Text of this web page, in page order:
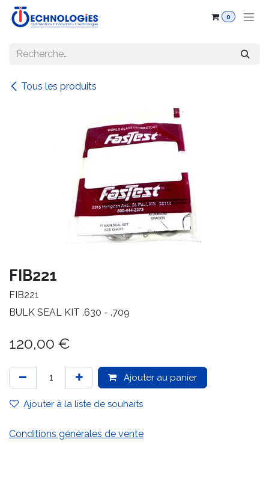
Se rendre au contenu
0
Tous les produits
FIB221
FIB221
BULK SEAL KIT .630 - .709
120,00 €
Ajouter au panier
Ajouter à la liste de souhaits
Conditions générales de vente